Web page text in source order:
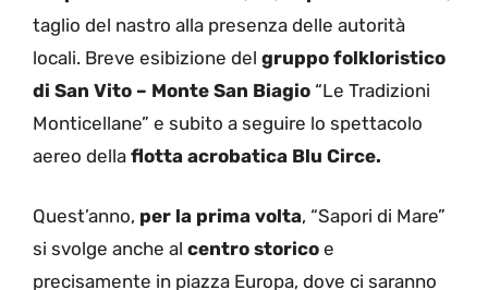
taglio del nastro alla presenza delle autorità
locali. Breve esibizione del gruppo folkloristico
di San Vito – Monte San Biagio “Le Tradizioni
Monticellane” e subito a seguire lo spettacolo
aereo della flotta acrobatica Blu Circe.
Quest’anno, per la prima volta, “Sapori di Mare”
si svolge anche al centro storico e
precisamente in piazza Europa, dove ci saranno